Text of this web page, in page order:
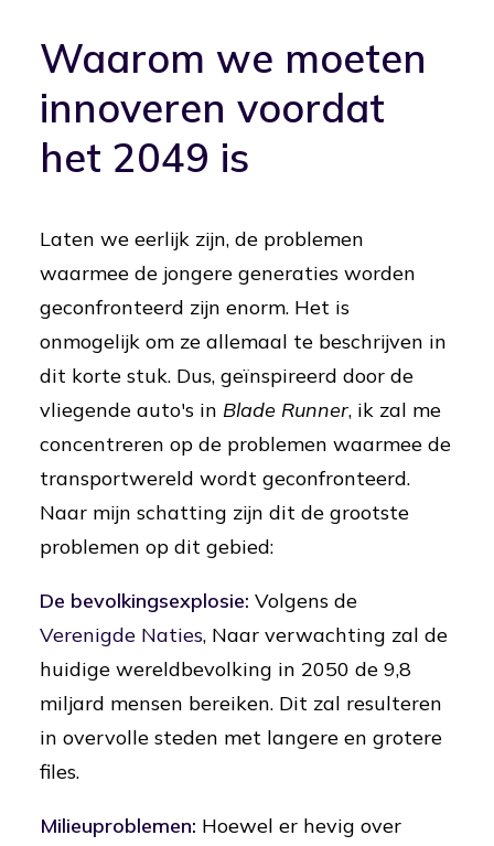
Waarom we moeten
innoveren voordat
het 2049 is
Laten we eerlijk zijn, de problemen
waarmee de jongere generaties worden
geconfronteerd zijn enorm. Het is
onmogelijk om ze allemaal te beschrijven in
dit korte stuk. Dus, geïnspireerd door de
vliegende auto's in Blade Runner, ik zal me
concentreren op de problemen waarmee de
transportwereld wordt geconfronteerd.
Naar mijn schatting zijn dit de grootste
problemen op dit gebied:
De bevolkingsexplosie: Volgens de
Verenigde Naties, Naar verwachting zal de
huidige wereldbevolking in 2050 de 9,8
miljard mensen bereiken. Dit zal resulteren
in overvolle steden met langere en grotere
files.
Milieuproblemen: Hoewel er hevig over